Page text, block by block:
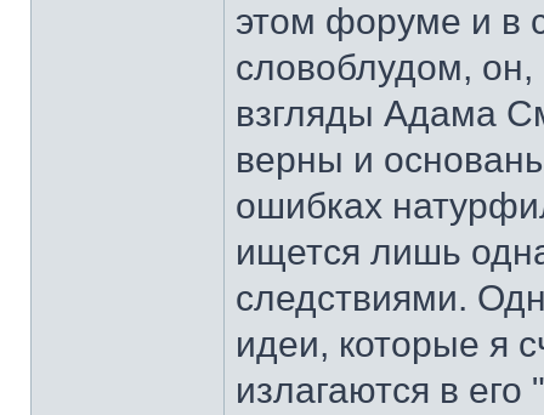
этом форуме и в
словоблудом, он,
взгляды Адама
верны и
ошибках
ищется лишь
следствиями.
идеи, которые я
излагаются в